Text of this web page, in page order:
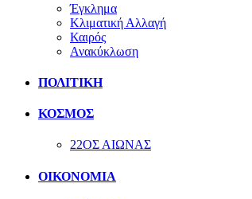
Έγκλημα
Κλιματική Αλλαγή
Καιρός
Ανακύκλωση
ΠΟΛΙΤΙΚΗ
ΚΟΣΜΟΣ
22ΟΣ ΑΙΩΝΑΣ
ΟΙΚΟΝΟΜΙΑ